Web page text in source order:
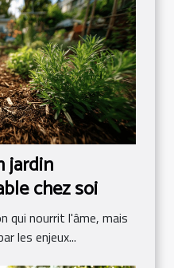
jardin
chez soi
qui nourrit l'âme, mais
les enjeux...